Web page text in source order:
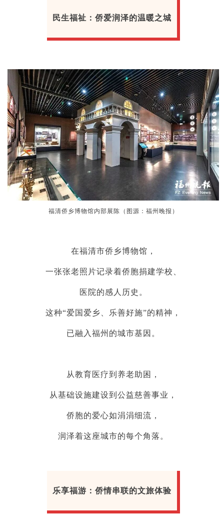
民生福祉：侨爱润泽的温暖之城
福清侨乡博物馆内部展陈（图源：福州晚报）
在福清市侨乡博物馆，
一张张老照片记录着侨胞捐建学校、
医院的感人历史。
这种“爱国爱乡、乐善好施”的精神，
已融入福州的城市基因。
从教育医疗到养老助困，
从基础设施建设到公益慈善事业，
侨胞的爱心如涓涓细流，
润泽着这座城市的每个角落。
乐享福游：侨情串联的文旅体验